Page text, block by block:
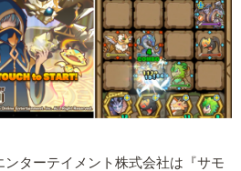
ンターテイメント株式会社は『サモ